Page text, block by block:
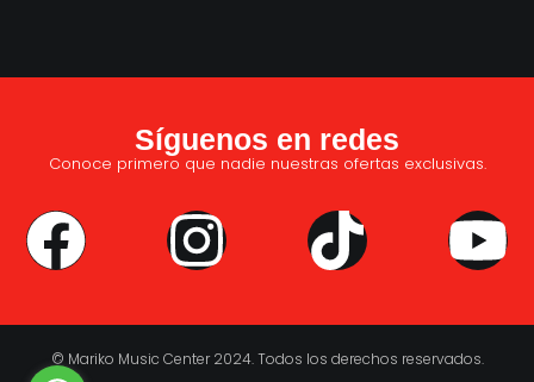
Síguenos en redes
Conoce primero que nadie nuestras ofertas exclusivas.
© Mariko Music Center 2024. Todos los derechos reservados.